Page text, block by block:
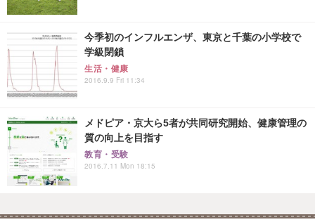
今季初のインフルエンザ、東京と千葉の小学校で
学級閉鎖
生活・健康
2016.9.9 Fri 11:34
メドピア・京大ら5者が共同研究開始、健康管理の
質の向上を目指す
教育・受験
2016.7.11 Mon 18:15